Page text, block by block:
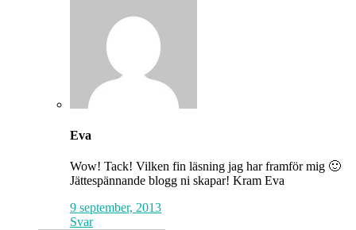
Eva
Wow! Tack! Vilken fin läsning jag har framför mig 🙂
Jättespännande blogg ni skapar! Kram Eva
9 september, 2013
Svar